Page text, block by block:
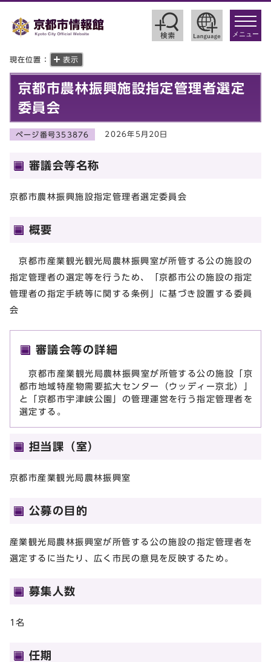
toggle
メニュー
現在位置： 表示
京都市農林振興施設指定管理者選定
委員会
ページ番号353876 2026年5月20日
審議会等名称
京都市農林振興施設指定管理者選定委員会
概要
京都市産業観光観光局農林振興室が所管する公の施設の
指定管理者の選定等を行うため、「京都市公の施設の指定
管理者の指定手続等に関する条例」に基づき設置する委員
会
審議会等の詳細
京都市産業観光局農林振興室が所管する公の施設「京
都市地域特産物需要拡大センター（ウッディー京北）」
と「京都市宇津峡公園」の管理運営を行う指定管理者を
選定する。
担当課（室）
京都市産業観光局農林振興室
公募の目的
産業観光局農林振興室が所管する公の施設の指定管理者を
選定するに当たり、広く市民の意見を反映するため。
募集人数
1名
任期